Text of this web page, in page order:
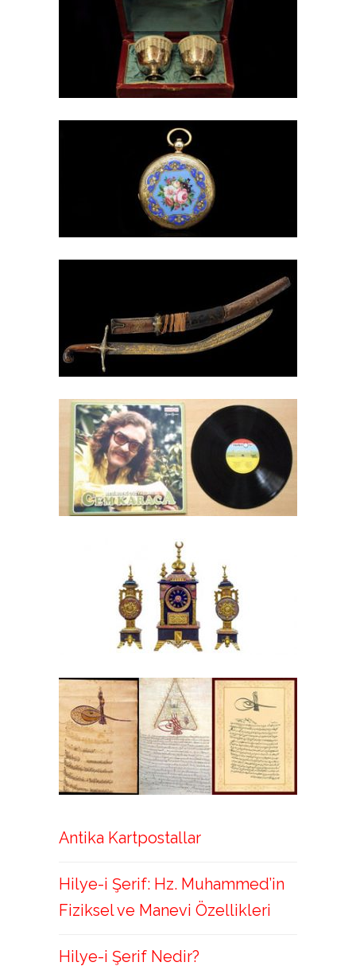
Antika Kartpostallar
Hilye-i Şerif: Hz. Muhammed’in
Fiziksel ve Manevi Özellikleri
Hilye-i Şerif Nedir?